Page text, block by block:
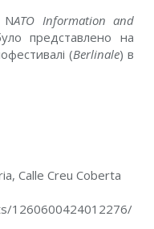
NATO Information and
представлено
на
і (Berlinale) в
, Calle Creu Coberta
1260600424012276/